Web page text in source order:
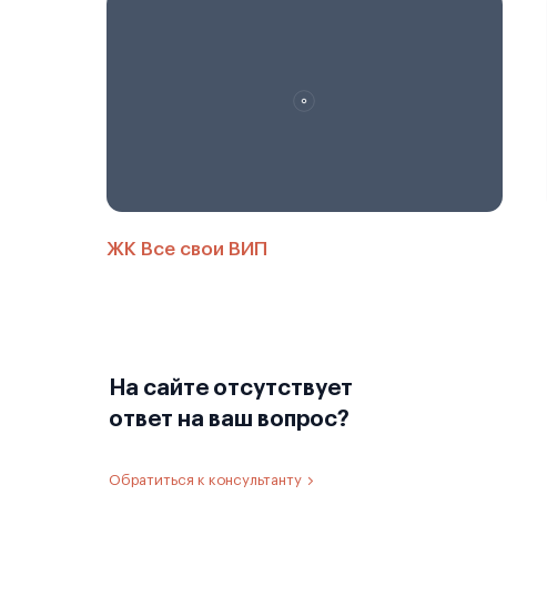
ЖК Все свои ВИП
На сайте отсутствует
ответ на ваш вопрос?
Обратиться к консультанту